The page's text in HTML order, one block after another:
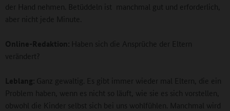
der Hand nehmen. Betüddeln ist manchmal gut und erforderlich,
aber nicht jede Minute.
Online-Redaktion: Haben sich die Ansprüche der Eltern
verändert?
Leblang: Ganz gewaltig. Es gibt immer wieder mal Eltern, die ein
Problem haben, wenn es nicht so läuft, wie sie es sich vorstellen,
obwohl die Kinder selbst sich bei uns wohlfühlen. Manchmal wird